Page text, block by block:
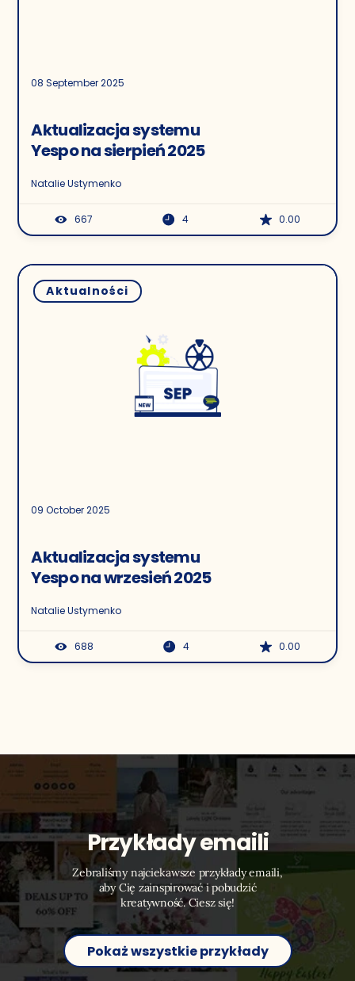
08 September 2025
Aktualizacja systemu
Yespo na sierpień 2025
Natalie Ustymenko
667 4 0.00
Aktualności
09 October 2025
Aktualizacja systemu
Yespo na wrzesień 2025
Natalie Ustymenko
688 4 0.00
Przykłady emaili
Zebraliśmy najciekawsze przykłady emaili,
aby Cię zainspirować i pobudzić
kreatywność. Ciesz się!
Pokaż wszystkie przykłady